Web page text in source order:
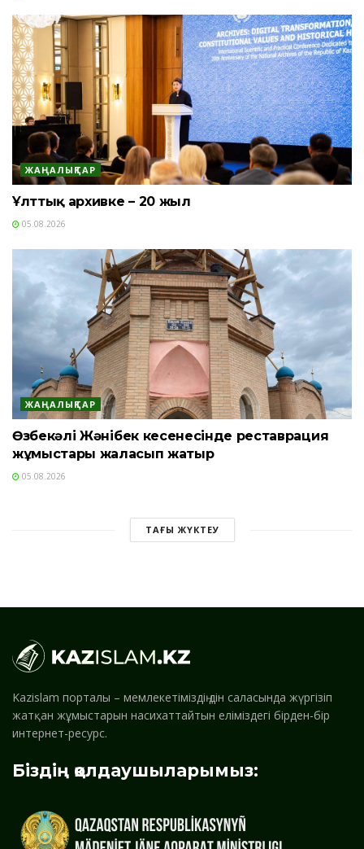
ЖАҢАЛЫҚТАР
Ұлттық архивке – 20 жыл
05.08.2026
ЖАҢАЛЫҚТАР
Өзбекәлі Жәнібек кесенесінде реставрация
жұмыстары жалғасып жатыр
05.08.2026
ТАҒЫ ЖҮКТЕУ
Kazislam порталы – мемлекетіміздің дін саласында жүргізіп
жатқан жұмыстарын насихаттайтын еліміздегі бірден-бір
интернет-ресурс.
Біздің қолдаушыларымыз: